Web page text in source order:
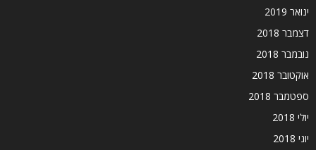
ינואר 2019
דצמבר 2018
נובמבר 2018
אוקטובר 2018
ספטמבר 2018
יולי 2018
יוני 2018